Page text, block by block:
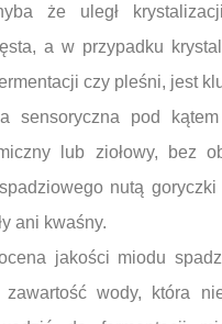
że uległ
a w przypadku
czy pleśni, jest
sensoryczna pod
lub ziołowy, bez
nutą
ani kwaśny.
jakości miodu
zawartość wody, która